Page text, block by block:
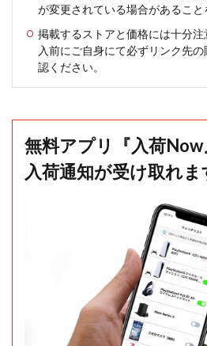
が変更されている場合があること
掲載するストアと価格には十分
入前にご自身にて必ずリンク先
認ください。
無料アプリ『入荷
入荷通知が受け取れま